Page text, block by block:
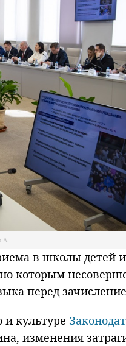
А.
в школы детей
которым
перед
культуре
изменения